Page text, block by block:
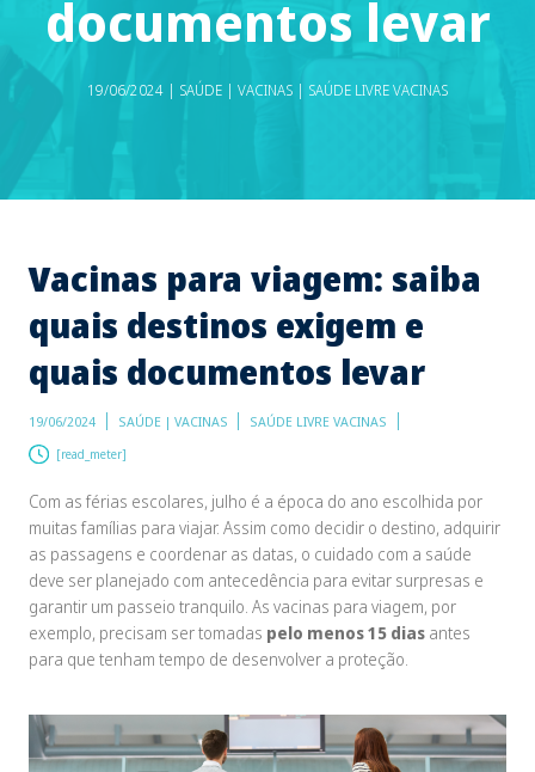
documentos levar
19/06/2024 | SAÚDE | VACINAS | SAÚDE LIVRE VACINAS
Vacinas para viagem: saiba
quais destinos exigem e
quais documentos levar
19/06/2024 SAÚDE | VACINAS SAÚDE LIVRE VACINAS
[read_meter]
Com as férias escolares, julho é a época do ano escolhida por
muitas famílias para viajar. Assim como decidir o destino, adquirir
as passagens e coordenar as datas, o cuidado com a saúde
deve ser planejado com antecedência para evitar surpresas e
garantir um passeio tranquilo. As vacinas para viagem, por
exemplo, precisam ser tomadas pelo menos 15 dias antes
para que tenham tempo de desenvolver a proteção.